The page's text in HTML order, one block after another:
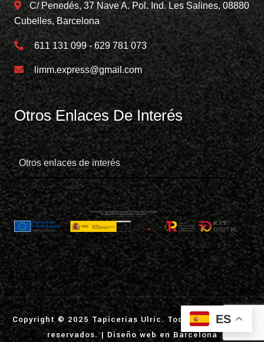
C/ Penedés, 37 Nave A. Pol. Ind. Les Salines, 08880
Cubelles, Barcelona
611 131 099 - 629 781 073
limm.express@gmail.com
Otros Enlaces De Interés
Copyright © 2025 Tapicerias Ulric. Todos los derechos
reservados. | Diseño web en Barcelona
ES